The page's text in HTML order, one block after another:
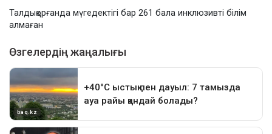
Талдықорғанда мүгедектігі бар 261 бала инклюзивті білім
алмаған